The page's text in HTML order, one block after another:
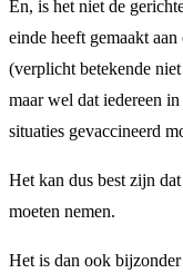
En, is het niet de
einde heeft gemaakt
(verplicht betekende
maar wel dat iedereen
situaties gevaccineerd
Het kan dus best zijn
moeten nemen.
Het is dan ook